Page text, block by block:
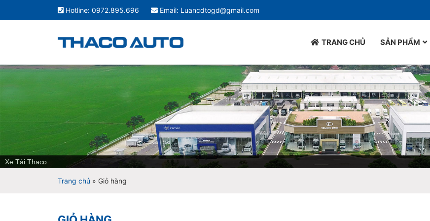
Hotline: 0972.895.696 Email: Luancdtogd@gmail.com
TRANG CHỦ SẢN PHẨM
Xe Tải Thaco
Trang chủ » Giỏ hàng